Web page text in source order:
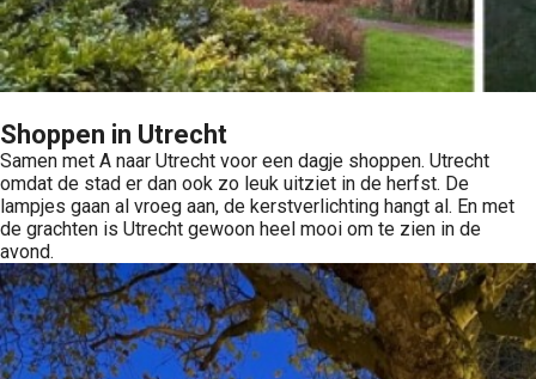
Shoppen in Utrecht
Samen met A naar Utrecht voor een dagje shoppen. Utrecht
omdat de stad er dan ook zo leuk uitziet in de herfst. De
lampjes gaan al vroeg aan, de kerstverlichting hangt al. En met
de grachten is Utrecht gewoon heel mooi om te zien in de
avond.